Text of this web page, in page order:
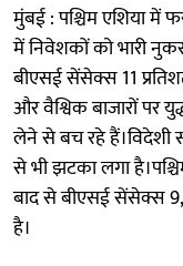
मुंबई : पश्चिम एशिया में
में निवेशकों को भारी
बीएसई सेंसेक्स 11
और वैश्विक बाजारों पर
लेने से बच रहे हैं।विदेशी
से भी झटका लगा
बाद से बीएसई सेंसेक्स
है।